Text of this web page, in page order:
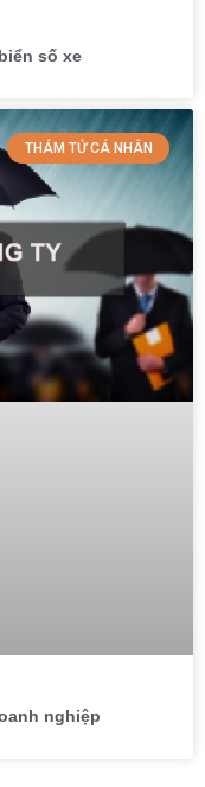
số xe
THÁM TỬ CÁ NHÂN
nghiệp